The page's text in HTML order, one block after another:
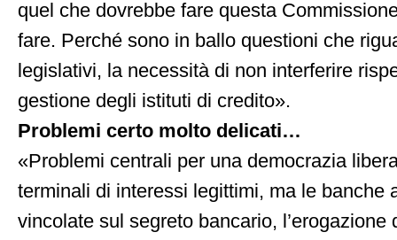
quel che dovrebbe fare questa
fare. Perché sono in ballo questioni che
legislativi, la necessità di non interferire
gestione degli istituti di credito».
Problemi certo molto delicati…
«Problemi centrali per una democrazia
terminali di interessi legittimi, ma le banche
vincolate sul segreto bancario, l’erogazione